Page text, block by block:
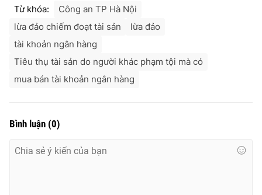
Từ khóa:
Công an TP Hà Nội
lừa đảo chiếm đoạt tài sản
lừa đảo
tài khoản ngân hàng
Tiêu thụ tài sản do người khác phạm tội mà có
mua bán tài khoản ngân hàng
Bình luận (0)